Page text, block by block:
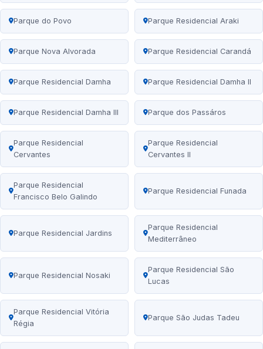
Parque do Povo Parque Residencial Araki
Parque Nova Alvorada Parque Residencial Carandá
Parque Residencial Damha Parque Residencial Damha II
Parque Residencial Damha III Parque dos Passáros
Parque Residencial
Cervantes
Parque Residencial
Cervantes II
Parque Residencial
Francisco Belo Galindo
Parque Residencial Funada
Parque Residencial Jardins
Parque Residencial
Mediterrâneo
Parque Residencial Nosaki
Parque Residencial São
Lucas
Parque Residencial Vitória
Régia
Parque São Judas Tadeu